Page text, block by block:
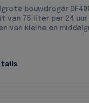
bouwdroger
van 75 liter per 24
van kleine en